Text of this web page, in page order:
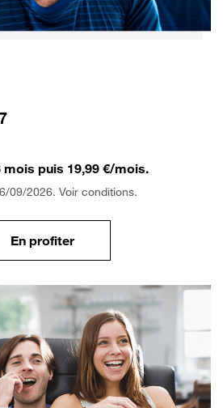
mois puis 19,99 €/mois.
09/2026. Voir conditions.
En profiter